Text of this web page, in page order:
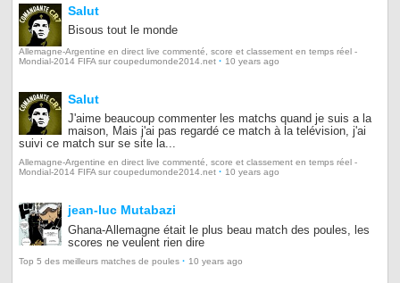
Salut
Bisous tout le monde
Allemagne-Argentine en direct live commenté, score et classement en temps réel -
Mondial-2014 FIFA sur coupedumonde2014.net · 10 years ago
Salut
J'aime beaucoup commenter les matchs quand je suis a la
maison, Mais j'ai pas regardé ce match à la telévision, j'ai
suivi ce match sur se site la...
Allemagne-Argentine en direct live commenté, score et classement en temps réel -
Mondial-2014 FIFA sur coupedumonde2014.net · 10 years ago
jean-luc Mutabazi
Ghana-Allemagne était le plus beau match des poules, les
scores ne veulent rien dire
Top 5 des meilleurs matches de poules · 10 years ago